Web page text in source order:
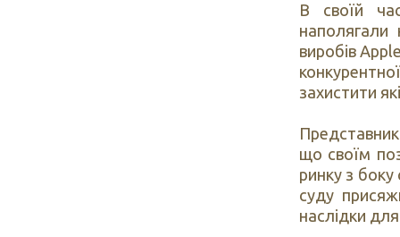
В своїй
наполягали
виробів
захистити
що своїм
ринку з боку
суду
наслідки